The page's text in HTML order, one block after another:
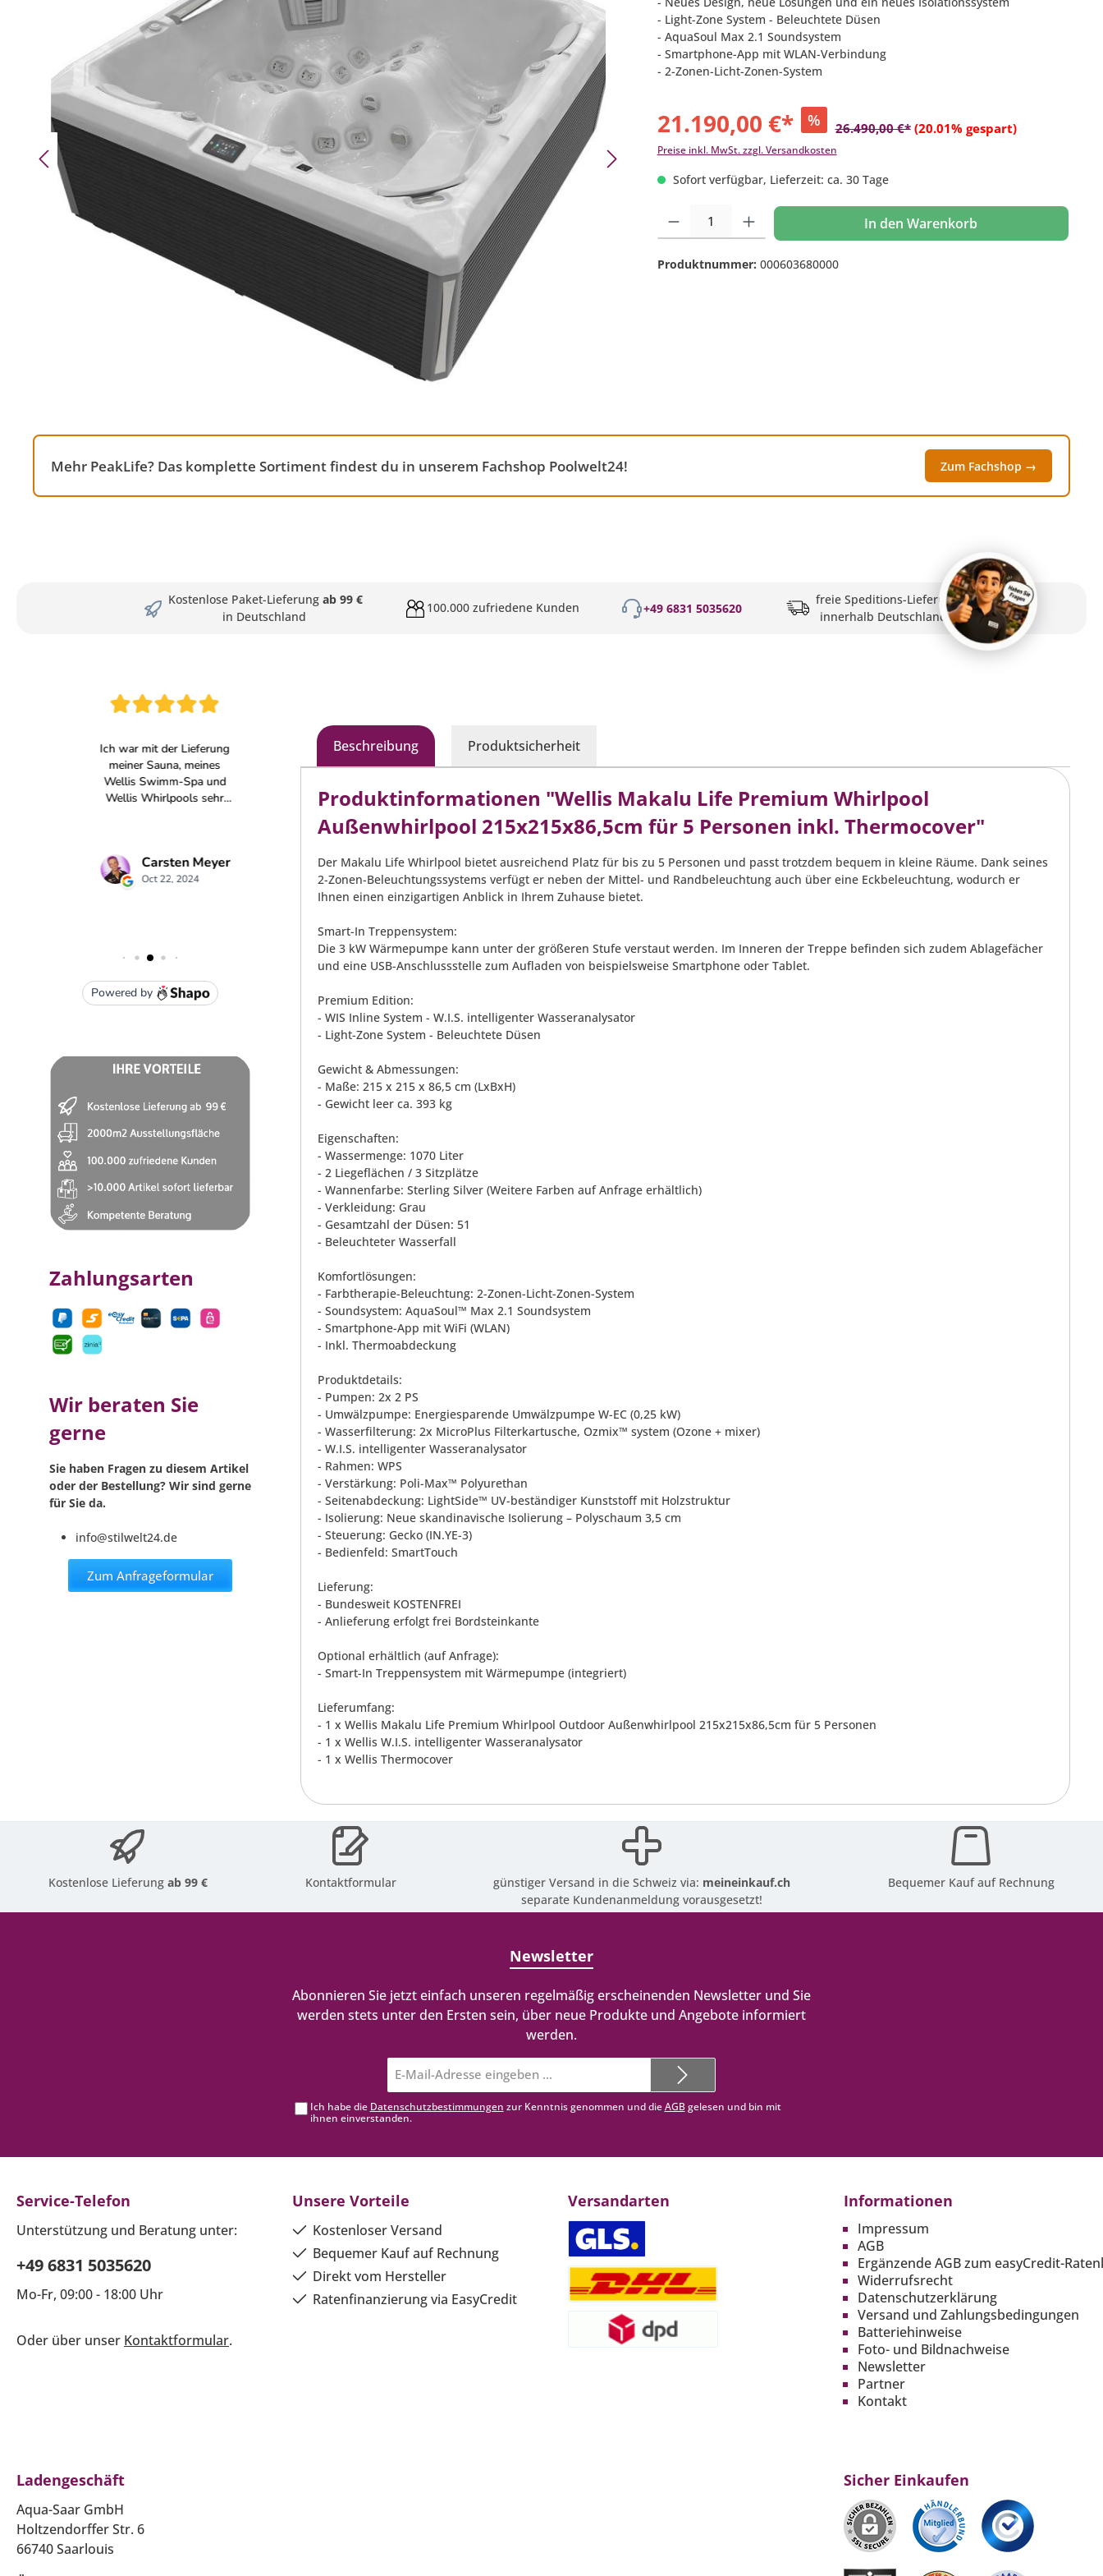
- Light-Zone System - Beleuchtete Düsen
- AquaSoul Max 2.1 Soundsystem
- Smartphone-App mit WLAN-Verbindung
- 2-Zonen-Licht-Zonen-System
21.190,00 €* % 26.490,00 €* (20.01% gespart)
Preise inkl. MwSt. zzgl. Versandkosten
Sofort verfügbar, Lieferzeit: ca. 30 Tage
Produkt Anzahl: Gib den gewünschten Wert ein oder benutze die Schaltflächen um die
In den Warenkorb
Produktnummer: 000603680000
Mehr PeakLife? Das komplette Sortiment findest du in unserem Fachshop Poolwelt24! Zum Fachshop →
Kostenlose Paket-Lieferung ab 99 €
in Deutschland
100.000 zufriedene Kunden +49 6831 5035620
freie Speditions-Lieferung
innerhalb Deutschlands
Zahlungsarten
Wir beraten Sie
gerne
Sie haben Fragen zu diesem Artikel
oder der Bestellung? Wir sind gerne
für Sie da.
info@stilwelt24.de
Zum Anfrageformular
Beschreibung Produktsicherheit
Produktinformationen "Wellis Makalu Life Premium Whirlpool
Außenwhirlpool 215x215x86,5cm für 5 Personen inkl. Thermocover"
Der Makalu Life Whirlpool bietet ausreichend Platz für bis zu 5 Personen und passt trotzdem bequem in kleine Räume. Dank seines
2-Zonen-Beleuchtungssystems verfügt er neben der Mittel- und Randbeleuchtung auch über eine Eckbeleuchtung, wodurch er
Ihnen einen einzigartigen Anblick in Ihrem Zuhause bietet.
Smart-In Treppensystem:
Die 3 kW Wärmepumpe kann unter der größeren Stufe verstaut werden. Im Inneren der Treppe befinden sich zudem Ablagefächer
und eine USB-Anschlussstelle zum Aufladen von beispielsweise Smartphone oder Tablet.
Premium Edition:
- WIS Inline System - W.I.S. intelligenter Wasseranalysator
- Light-Zone System - Beleuchtete Düsen
Gewicht & Abmessungen:
- Maße: 215 x 215 x 86,5 cm (LxBxH)
- Gewicht leer ca. 393 kg
Eigenschaften:
- Wassermenge: 1070 Liter
- 2 Liegeflächen / 3 Sitzplätze
- Wannenfarbe: Sterling Silver (Weitere Farben auf Anfrage erhältlich)
- Verkleidung: Grau
- Gesamtzahl der Düsen: 51
- Beleuchteter Wasserfall
Komfortlösungen:
- Farbtherapie-Beleuchtung: 2-Zonen-Licht-Zonen-System
- Soundsystem: AquaSoul™ Max 2.1 Soundsystem
- Smartphone-App mit WiFi (WLAN)
- Inkl. Thermoabdeckung
Produktdetails:
- Pumpen: 2x 2 PS
- Umwälzpumpe: Energiesparende Umwälzpumpe W-EC (0,25 kW)
- Wasserfilterung: 2x MicroPlus Filterkartusche, Ozmix™ system (Ozone + mixer)
- W.I.S. intelligenter Wasseranalysator
- Rahmen: WPS
- Verstärkung: Poli-Max™ Polyurethan
- Seitenabdeckung: LightSide™ UV-beständiger Kunststoff mit Holzstruktur
- Isolierung: Neue skandinavische Isolierung – Polyschaum 3,5 cm
- Steuerung: Gecko (IN.YE-3)
- Bedienfeld: SmartTouch
Lieferung:
- Bundesweit KOSTENFREI
- Anlieferung erfolgt frei Bordsteinkante
Optional erhältlich (auf Anfrage):
- Smart-In Treppensystem mit Wärmepumpe (integriert)
Lieferumfang:
- 1 x Wellis Makalu Life Premium Whirlpool Outdoor Außenwhirlpool 215x215x86,5cm für 5 Personen
- 1 x Wellis W.I.S. intelligenter Wasseranalysator
- 1 x Wellis Thermocover
Kostenlose Lieferungab 99 € Kontaktformular günstiger Versand in die Schweiz via: meineinkauf.ch
separate Kundenanmeldung vorausgesetzt!
Bequemer Kauf auf Rechnung
Newsletter
Abonnieren Sie jetzt einfach unseren regelmäßig erscheinenden Newsletter und Sie
werden stets unter den Ersten sein, über neue Produkte und Angebote informiert
werden.
Mail-
Adresse*
Ich habe die Datenschutzbestimmungen zur Kenntnis genommen und dieAGBgelesen und bin mit
ihnen einverstanden.
Service-Telefon
Unterstützung und Beratung unter:
+49 6831 5035620
Mo-Fr, 09:00 - 18:00 Uhr
Oder über unser Kontaktformular.
Unsere Vorteile
Kostenloser Versand
Bequemer Kauf auf Rechnung
Direkt vom Hersteller
Ratenfinanzierung via EasyCredit
Versandarten Informationen
Impressum
AGB
Ergänzende AGB zum easyCredit-
Widerrufsrecht
Datenschutzerklärung
Versand und Zahlungsbedingungen
Batteriehinweise
Foto- und Bildnachweise
Newsletter
Partner
Kontakt
Ladengeschäft
Aqua-Saar GmbH
Holtzendorffer Str. 6
66740 Saarlouis
Sicher Einkaufen